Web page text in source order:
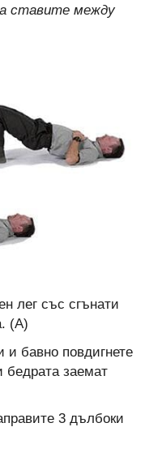
ставите между
лег със сгънати
(А)
и бавно повдигнете
бедрата заемат
3 дълбоки